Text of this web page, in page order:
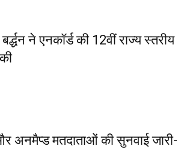
ने एनकॉर्ड की 12वीं राज्य स्तरीय
अनमैप्ड मतदाताओं की सुनवाई जारी-